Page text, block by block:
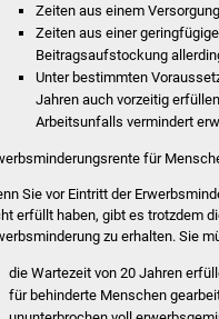
Zeiten aus einem
Zeiten aus einer
Beitragsaufstockung
Unter bestimmten
Jahren auch vorzeitig
Arbeitsunfalls vermindert
für
Sie vor Eintritt der
erfüllt haben, gibt es trotzdem
zu erhalten. Sie
die Wartezeit von 20 Jahren
für behinderte Menschen